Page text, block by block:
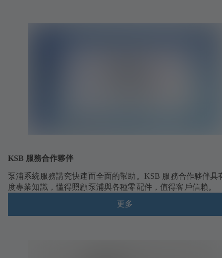
KSB 服務合作夥伴
泵浦系統服務講究快速而全面的幫助。KSB 服務合作夥伴具
度專業知識，懂得照顧泵浦與各種零配件，值得客戶信賴。
更多